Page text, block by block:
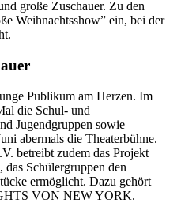
große Zuschauer. Zu den
Weihnachtsshow” ein, bei der
Publikum am Herzen. Im
die Schul- und
Jugendgruppen sowie
abermals die Theaterbühne.
betreibt zudem das Projekt
das Schülergruppen den
ermöglicht. Dazu gehört
VON NEW YORK.